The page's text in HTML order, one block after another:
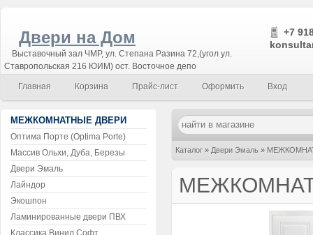
Двери на Дом
Выставочный зал ЧМР, ул. Степана Разина 72,(угол ул.
Ставропольская 216 ЮИМ) ост. Восточное депо
+7
Главная Корзина Прайс-лист Оформить Вход
Каталог » Двери Эмаль »
МЕЖКОМНАТНЫЕ ДВЕРИ
Оптима Порте (Optima Porte)
Массив Ольхи, Дуба, Березы
Двери Эмаль
Лайндор
Экошпон
Ламинированные двери ПВХ
Классика Винил Софт